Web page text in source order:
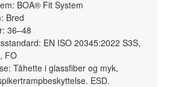
BOA® Fit System
Bred
36–48
EN ISO 20345:2022 S3S,
FO
Tåhette i glassfiber og myk,
ESD.